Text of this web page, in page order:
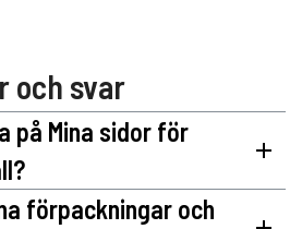
och svar
på Mina sidor för
förpackningar och